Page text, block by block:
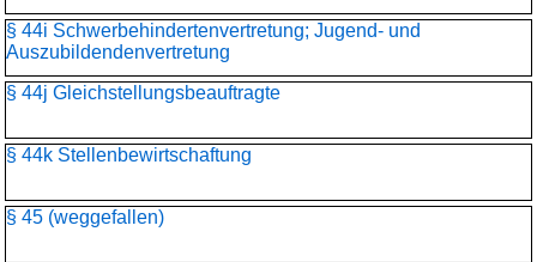
§ 44i Schwerbehindertenvertretung; Jugend- und
Auszubildendenvertretung
§ 44j Gleichstellungsbeauftragte
§ 44k Stellenbewirtschaftung
§ 45 (weggefallen)